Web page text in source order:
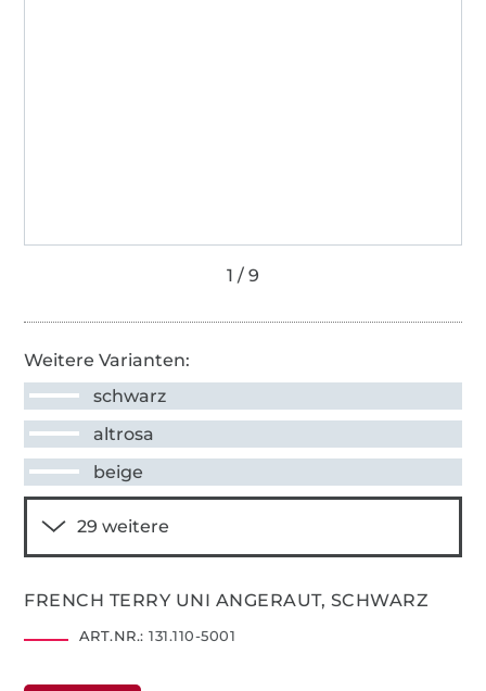
Weitere Varianten:
schwarz
altrosa
beige
FRENCH TERRY UNI ANGERAUT, SCHWARZ
ART.NR.: 131.110-5001